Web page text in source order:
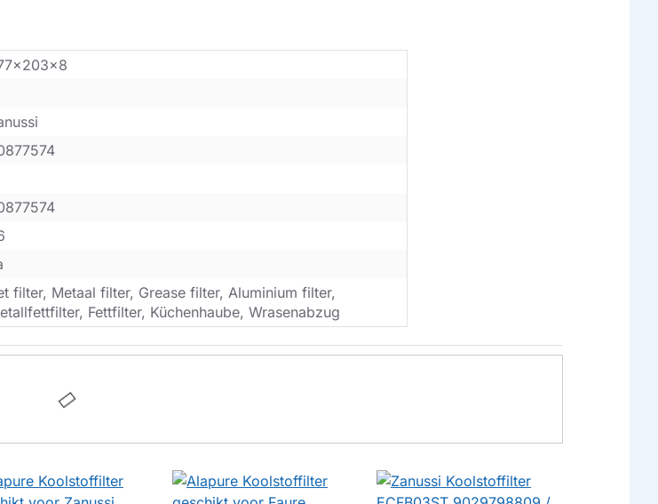
filter, Metaal filter, Grease filter, Aluminium filter,
Fettfilter, Küchenhaube, Wrasenabzug